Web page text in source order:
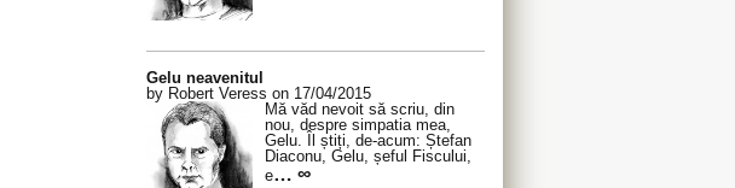
Gelu neavenitul
by Robert Veress on 17/04/2015
Mă văd nevoit să scriu, din
nou, despre simpatia mea,
Gelu. Îl știți, de-acum: Ștefan
Diaconu, Gelu, șeful Fiscului,
e… ∞